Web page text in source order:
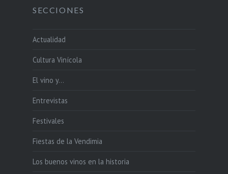
SECCIONES
Actualidad
Cultura Vinícola
El vino y…
Entrevistas
Festivales
Fiestas de la Vendimia
Los buenos vinos en la historia